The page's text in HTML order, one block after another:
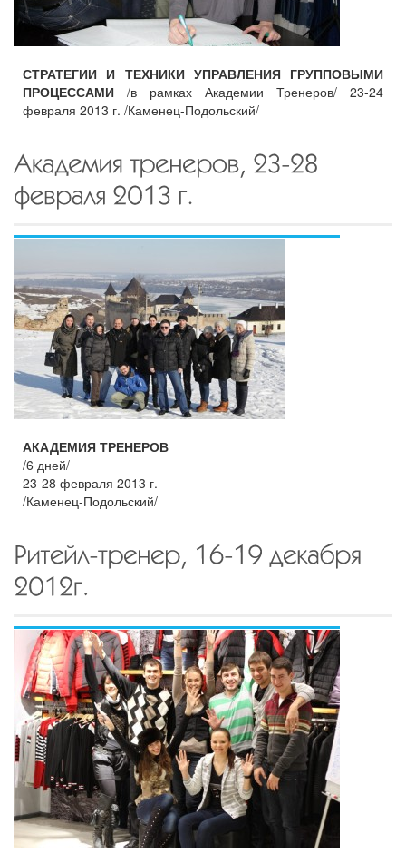
СТРАТЕГИИ И ТЕХНИКИ УПРАВЛЕНИЯ ГРУППОВЫМИ
ПРОЦЕССАМИ /в рамках Академии Тренеров/ 23-24
февраля 2013 г. /Каменец-Подольский/
АКАДЕМИЯ ТРЕНЕРОВ
/6 дней/
23-28 февраля 2013 г.
/Каменец-Подольский/